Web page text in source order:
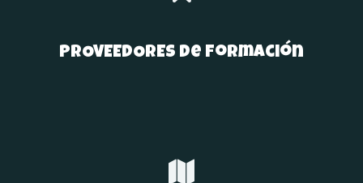
PROVEEDORES de formación